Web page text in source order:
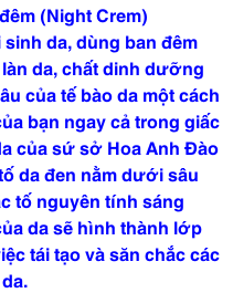
(Night Crem)
da, dùng ban đêm
da, chất dinh dưỡng
của tế bào da một cách
bạn ngay cả trong giấc
của sứ sở Hoa Anh Đào
da đen nằm dưới sâu
tố nguyên tính sáng
da sẽ hình thành lớp
tái tạo và săn chắc các